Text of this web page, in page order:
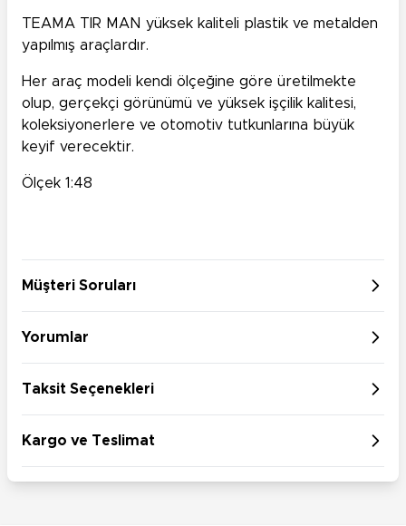
TEAMA TIR MAN yüksek kaliteli plastik ve metalden
yapılmış araçlardır.
Her araç modeli kendi ölçeğine göre üretilmekte
olup, gerçekçi görünümü ve yüksek işçilik kalitesi,
koleksiyonerlere ve otomotiv tutkunlarına büyük
keyif verecektir.
Ölçek 1:48
Müşteri Soruları
Yorumlar
Taksit Seçenekleri
Kargo ve Teslimat